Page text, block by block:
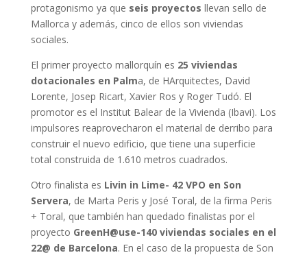
protagonismo ya que seis proyectos llevan sello de
Mallorca y además, cinco de ellos son viviendas
sociales.
El primer proyecto mallorquín es 25 viviendas
dotacionales en Palma, de HArquitectes, David
Lorente, Josep Ricart, Xavier Ros y Roger Tudó. El
promotor es el Institut Balear de la Vivienda (Ibavi). Los
impulsores reaprovecharon el material de derribo para
construir el nuevo edificio, que tiene una superficie
total construida de 1.610 metros cuadrados.
Otro finalista es Livin in Lime- 42 VPO en Son
Servera, de Marta Peris y José Toral, de la firma Peris
+ Toral, que también han quedado finalistas por el
proyecto GreenH@use-140 viviendas sociales en el
22@ de Barcelona. En el caso de la propuesta de Son